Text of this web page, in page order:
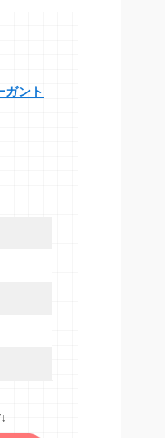
ガント